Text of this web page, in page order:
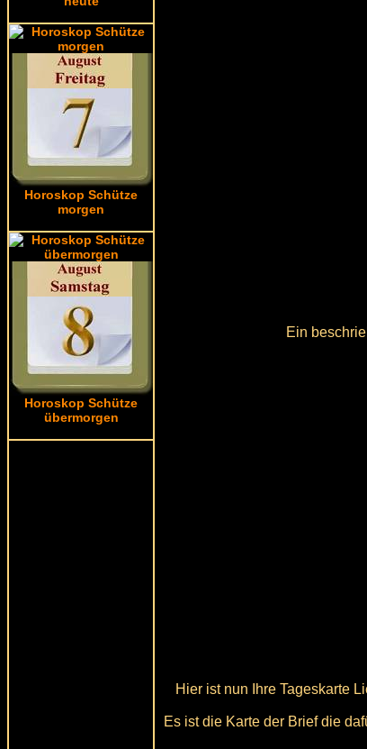
Horoskop Schütze
morgen
Horoskop Schütze
übermorgen
Ein
Hier ist nun Ihre Tageskarte
Es ist die Karte der Brief die